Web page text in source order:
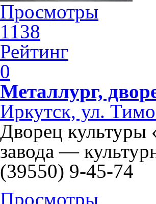
Просмотры
1138
Рейтинг
0
Металлург,
Иркутск, ул.
Дворец культуры
завода —
(39550) 9-45-74
Просмотры